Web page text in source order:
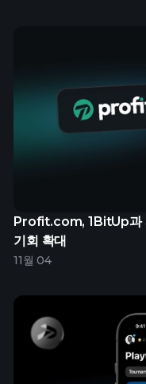
Profit.com, 1BitUp과
기회 확대
11월 04